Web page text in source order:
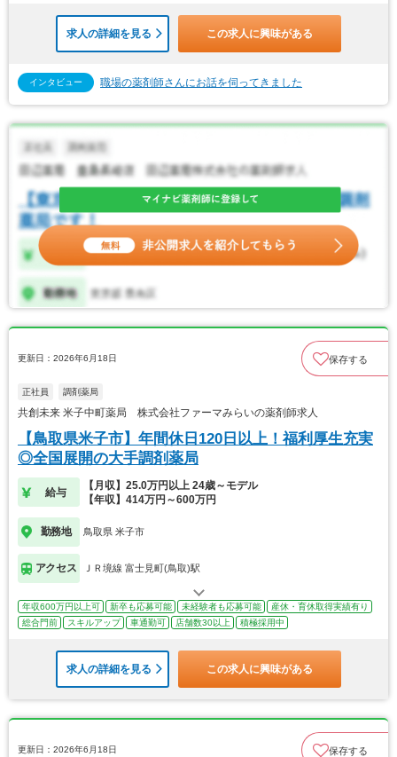
求人の詳細を見る この求人に興味がある
インタビュー 職場の薬剤師さんにお話を伺ってきました
更新日：2026年6月18日 保存する
正社員 調剤薬局
共創未来 米子中町薬局 株式会社ファーマみらいの薬剤師求人
【鳥取県米子市】年間休日120日以上！福利厚生充実
◎全国展開の大手調剤薬局
給与
【月収】25.0万円以上 24歳～モデル
【年収】414万円～600万円
勤務地 鳥取県 米子市
アクセス ＪＲ境線 富士見町(鳥取)駅
年収600万円以上可 新卒も応募可能 未経験者も応募可能
産休・育休取得実績有り
総合門前
スキルアップ 車通勤可 店舗数30以上 積極採用中
求人の詳細を見る この求人に興味がある
更新日：2026年6月18日 保存する